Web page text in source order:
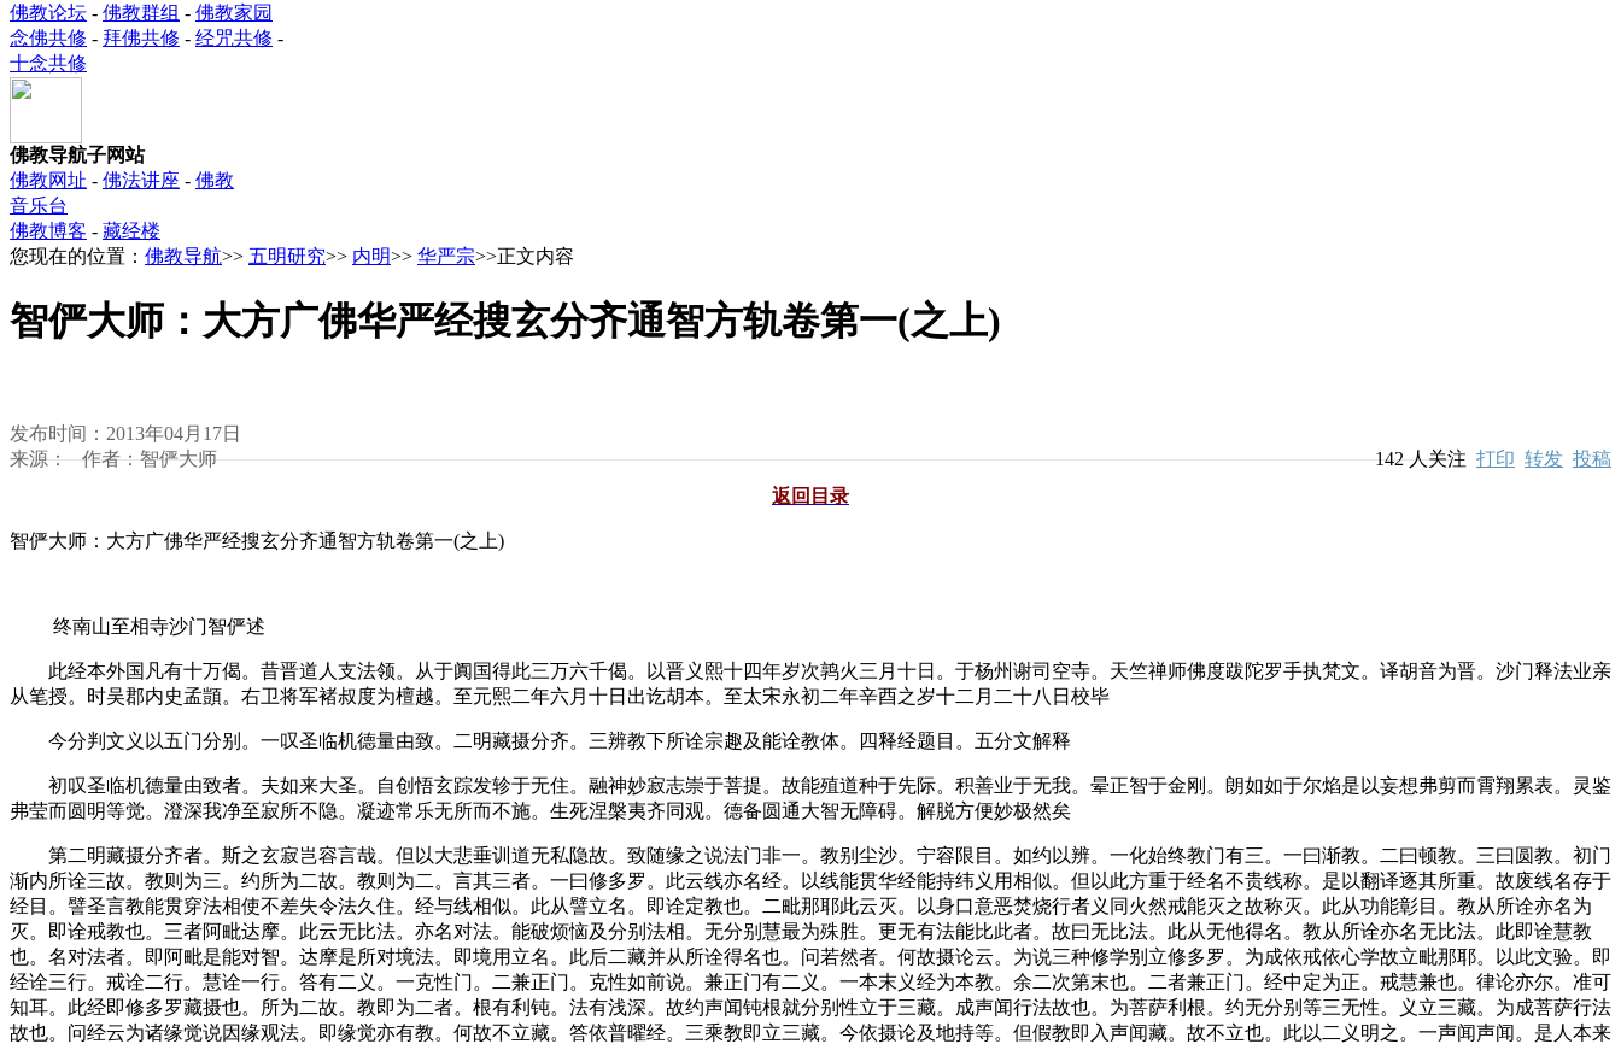
佛教论坛 - 佛教群组 - 佛教家园
念佛共修 - 拜佛共修 - 经咒共修 -
十念共修
佛教导航子网站
佛教网址 - 佛法讲座 - 佛教
音乐台
佛教博客 - 藏经楼
您现在的位置： 佛教导航>> 五明研究>> 内明>> 华严宗>>正文内容
智俨大师：大方广佛华严经搜玄分齐通智方轨卷第一(之上)
发布时间：2013年04月17日
来源： 作者：智俨大师
142人关注 打印 转发 投稿
返回目录
智俨大师：大方广佛华严经搜玄分齐通智方轨卷第一(之上)
终南山至相寺沙门智俨述
此经本外国凡有十万偈。昔晋道人支法领。从于阗国得此三万六千偈。以晋义熙十四年岁次鹑火三月十日。于杨州谢司空寺。天竺禅师佛度跋陀罗手执梵文。译胡音为晋。沙门释法业亲
从笔授。时吴郡内史孟顗。右卫将军褚叔度为檀越。至元熙二年六月十日出讫胡本。至太宋永初二年辛酉之岁十二月二十八日校毕
今分判文义以五门分别。一叹圣临机德量由致。二明藏摄分齐。三辨教下所诠宗趣及能诠教体。四释经题目。五分文解释
初叹圣临机德量由致者。夫如来大圣。自创悟玄踪发轸于无住。融神妙寂志崇于菩提。故能殖道种于先际。积善业于无我。晕正智于金刚。朗如如于尔焰是以妄想弗剪而霄翔累表。灵鉴
弗莹而圆明等觉。澄深我净至寂所不隐。凝迹常乐无所而不施。生死涅槃夷齐同观。德备圆通大智无障碍。解脱方便妙极然矣
第二明藏摄分齐者。斯之玄寂岂容言哉。但以大悲垂训道无私隐故。致随缘之说法门非一。教别尘沙。宁容限目。如约以辨。一化始终教门有三。一曰渐教。二曰顿教。三曰圆教。初门
渐内所诠三故。教则为三。约所为二故。教则为二。言其三者。一曰修多罗。此云线亦名经。以线能贯华经能持纬义用相似。但以此方重于经名不贵线称。是以翻译逐其所重。故废线名存于
经目。譬圣言教能贯穿法相使不差失令法久住。经与线相似。此从譬立名。即诠定教也。二毗那耶此云灭。以身口意恶焚烧行者义同火然戒能灭之故称灭。此从功能彰目。教从所诠亦名为
灭。即诠戒教也。三者阿毗达摩。此云无比法。亦名对法。能破烦恼及分别法相。无分别慧最为殊胜。更无有法能比此者。故曰无比法。此从无他得名。教从所诠亦名无比法。此即诠慧教
也。名对法者。即阿毗是能对智。达摩是所对境法。即境用立名。此后二藏并从所诠得名也。问若然者。何故摄论云。为说三种修学别立修多罗。为成依戒依心学故立毗那耶。以此文验。即
经诠三行。戒诠二行。慧诠一行。答有二义。一克性门。二兼正门。克性如前说。兼正门有二义。一本末义经为本教。余二次第末也。二者兼正门。经中定为正。戒慧兼也。律论亦尔。准可
知耳。此经即修多罗藏摄也。所为二故。教即为二者。根有利钝。法有浅深。故约声闻钝根就分别性立于三藏。成声闻行法故也。为菩萨利根。约无分别等三无性。义立三藏。为成菩萨行法
故也。问经云为诸缘觉说因缘观法。即缘觉亦有教。何故不立藏。答依普曜经。三乘教即立三藏。今依摄论及地持等。但假教即入声闻藏。故不立也。此以二义明之。一声闻声闻。是人本来